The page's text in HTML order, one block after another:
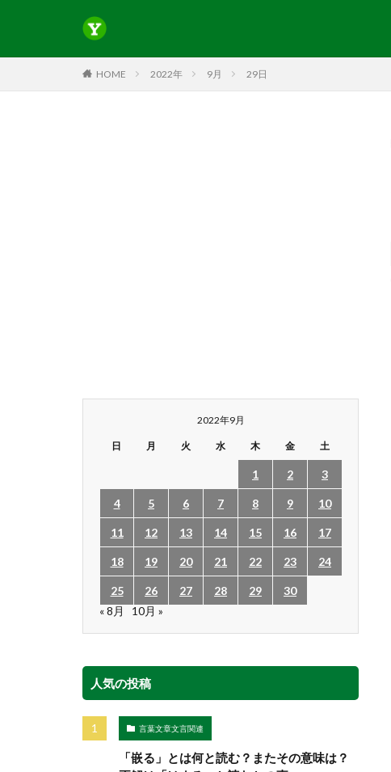
HOME 2022年 9月 29日
2022年9月
日 月 火 水 木 金 土
1 2 3
4 5 6 7 8 9 10
11 12 13 14 15 16 17
18 19 20 21 22 23 24
25 26 27 28 29
30
« 8月
10月 »
人気の投稿
言葉文章文言関連
「嵌る」とは何と読む？またその意味は？